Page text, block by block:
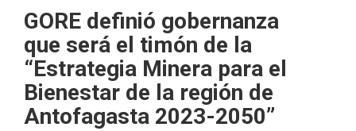
GORE definió gobernanza
que será el timón de la
“Estrategia Minera para el
Bienestar de la región de
Antofagasta 2023-2050”